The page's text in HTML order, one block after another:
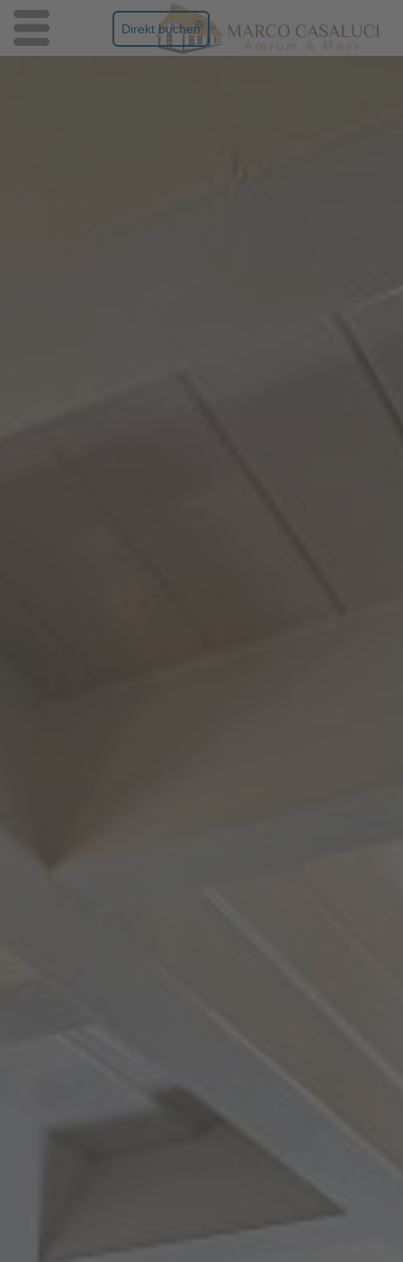
Direkt buchen